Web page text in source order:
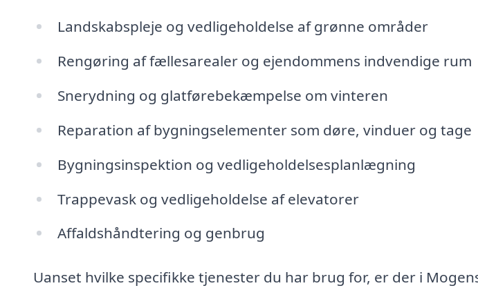
Landskabspleje og vedligeholdelse af grønne områder
Rengøring af fællesarealer og ejendommens indvendige rum
Snerydning og glatførebekæmpelse om vinteren
Reparation af bygningselementer som døre, vinduer og tage
Bygningsinspektion og vedligeholdelsesplanlægning
Trappevask og vedligeholdelse af elevatorer
Affaldshåndtering og genbrug
Uanset hvilke specifikke tjenester du har brug for, er der i